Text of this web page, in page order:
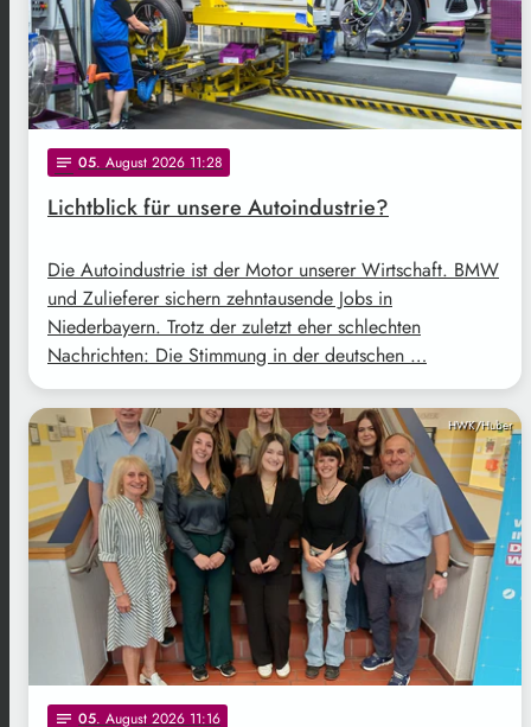
notes 05. August 2026 11:28
Lichtblick für unsere Autoindustrie?
Die Autoindustrie ist der Motor unserer Wirtschaft. BMW
und Zulieferer sichern zehntausende Jobs in
Niederbayern. Trotz der zuletzt eher schlechten
Nachrichten: Die Stimmung in der deutschen …
HWK/Huber
notes 05. August 2026 11:16